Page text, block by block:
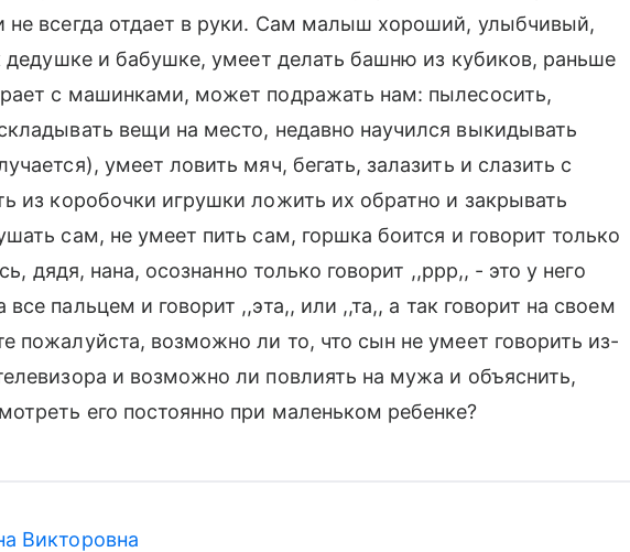
не всегда отдает в руки. Сам малыш хороший, улыбчивый,
дедушке и бабушке, умеет делать башню из кубиков, раньше
с машинками, может подражать нам: пылесосить,
вещи на место, недавно научился выкидывать
умеет ловить мяч, бегать, залазить и слазить с
из коробочки игрушки ложить их обратно и закрывать
сам, не умеет пить сам, горшка боится и говорит только
дядя, нана, осознанно только говорит ,,ррр,, - это у него
пальцем и говорит ,,эта,, или ,,та,, а так говорит на своем
пожалуйста, возможно ли то, что сын не умеет говорить из-
и возможно ли повлиять на мужа и объяснить,
его постоянно при маленьком ребенке?
Викторовна